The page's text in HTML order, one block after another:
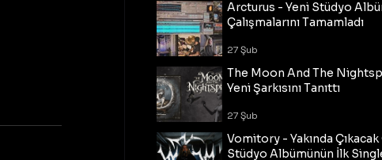
Arcturus - Yeni Stüdyo
Çalışmalarını Tamamladı
27 Şub
The Moon And The
Yeni Şarkısını Tanıttı
27 Şub
Vomitory - Yakında
Stüdyo Albümünün İlk